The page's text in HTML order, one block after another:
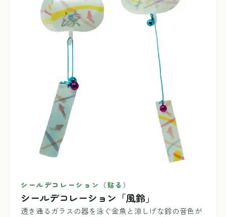
シールデコレーション（貼る）
シールデコレーション「風鈴」
透き通るガラスの器を泳ぐ金魚と涼しげな鈴の音色が